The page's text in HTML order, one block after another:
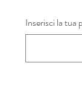
Inserisci la